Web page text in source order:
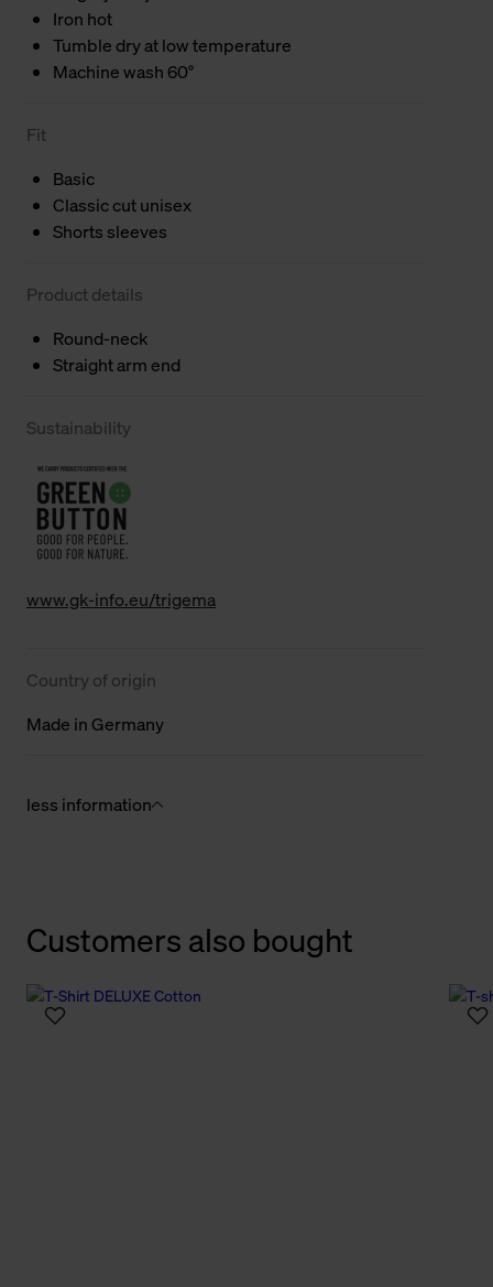
Iron hot
Tumble dry at low temperature
Machine wash 60°
Fit
Basic
Classic cut unisex
Shorts sleeves
Product details
Round-neck
Straight arm end
Sustainability
www.gk-info.eu/trigema
Country of origin
Made in Germany
less information
Customers also bought